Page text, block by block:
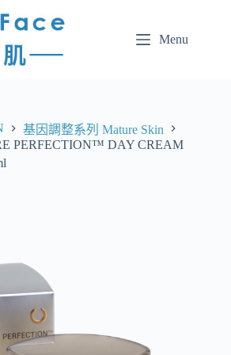
Menu
基因調整系列 Mature Skin
PERFECTION™ DAY CREAM